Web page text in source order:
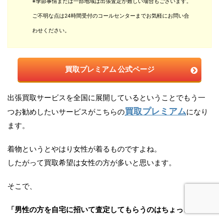
ご不明な点は24時間受付のコールセンターまでお気軽にお問い合
わせください。
買取プレミアム 公式ページ
出張買取サービスを全国に展開しているということでもう一
つお勧めしたいサービスがこちらの買取プレミアムになり
ます。
着物というとやはり女性が着るものですよね。
したがって買取希望は女性の方が多いと思います。
そこで、
「男性の方を自宅に招いて査定してもらうのはちょっと…」